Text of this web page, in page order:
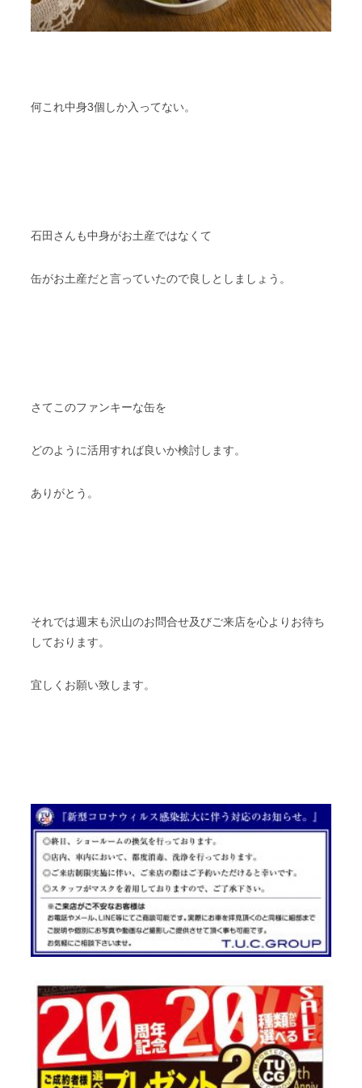
何これ中身3個しか入ってない。
石田さんも中身がお土産ではなくて
缶がお土産だと言っていたので良しとしましょう。
さてこのファンキーな缶を
どのように活用すれば良いか検討します。
ありがとう。
それでは週末も沢山のお問合せ及びご来店を心よりお待ち
しております。
宜しくお願い致します。